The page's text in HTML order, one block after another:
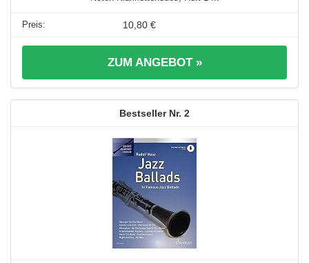
10,80 €
ZUM ANGEBOT »
2